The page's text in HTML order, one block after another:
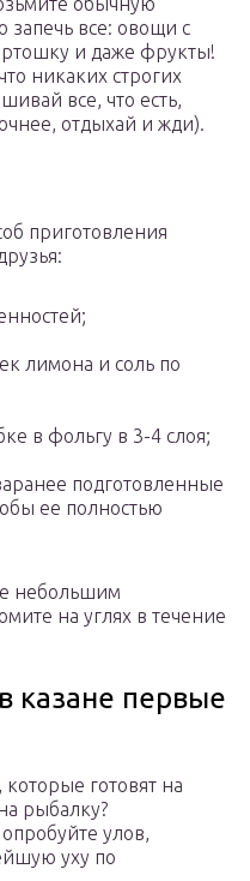
запечь все: овощи с
и даже фрукты!
никаких строгих
все, что есть,
отдыхай и жди).
приготовления
лимона и соль по
в фольгу в 3-4 слоя;
подготовленные
ее полностью
небольшим
на углях в течение
казане первые
которые готовят на
рыбалку?
улов,
уху по